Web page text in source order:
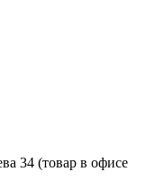
34 (товар в офисе